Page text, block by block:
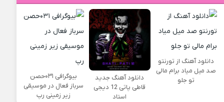
دانلود آهنگ از تورنتو
صد میل میاد برام مالی
تو جلو
دانلود آهنگ جدید
قاطی پاتی 12 دیجی
استاد
بیوگرافی ۰۳۱حصن
سرباز فعال در موسیقی
زیر زمینی رپ